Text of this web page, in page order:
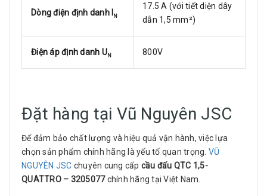
Dòng điện định danh I N
17.5 A (với tiết diện dây
dẫn 1,5 mm²)
Điện áp định danh UN 800V
Đặt hàng tại Vũ Nguyên JSC
Để đảm bảo chất lượng và hiệu quả vận hành, việc lựa
chọn sản phẩm chính hãng là yếu tố quan trọng. VŨ
NGUYÊN JSC chuyên cung cấp cầu đấu QTC 1,5-
QUATTRO – 3205077chính hãng tại Việt Nam.